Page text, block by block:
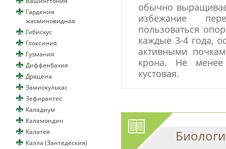
обычно
избежание
пользоваться
каждые 3-4 года,
активными
крона. Не менее
кустовая.
Гардения
жасминовидная
Гибискус
Глоксиния
Гузмания
Диффенбахия
Драцена
Замиокулькас
Зефирантес
Каладиум
Каламондин
Калатея
Калла (Зантедеския)